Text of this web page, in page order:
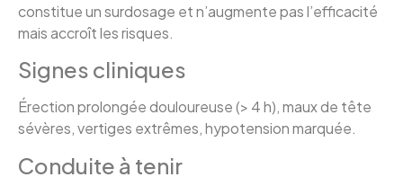
constitue un surdosage et n’augmente pas l’efficacité
mais accroît les risques.
Signes cliniques
Érection prolongée douloureuse (> 4 h), maux de tête
sévères, vertiges extrêmes, hypotension marquée.
Conduite à tenir